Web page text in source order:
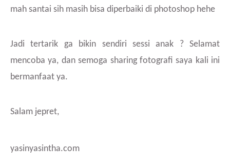
mah santai sih masih bisa diperbaiki di photoshop hehe
Jadi tertarik ga bikin sendiri sessi anak ? Selamat
mencoba ya, dan semoga sharing fotografi saya kali ini
bermanfaat ya.
Salam jepret,
yasinyasintha.com